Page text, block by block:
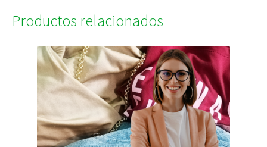
Productos relacionados